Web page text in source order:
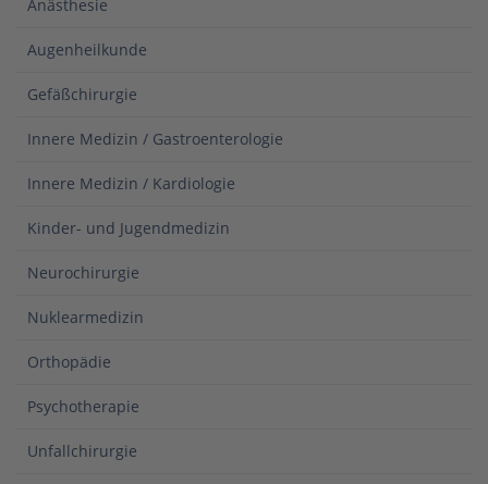
Anästhesie
Augenheilkunde
Gefäßchirurgie
Innere Medizin / Gastroenterologie
Innere Medizin / Kardiologie
Kinder- und Jugendmedizin
Neurochirurgie
Nuklearmedizin
Orthopädie
Psychotherapie
Unfallchirurgie